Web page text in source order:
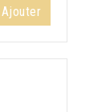
Ajouter